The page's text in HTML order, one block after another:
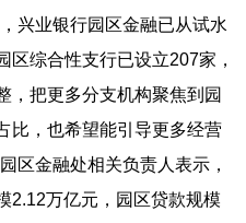
业银行园区金融已从试水
区综合性支行已设立207家，
，把更多分支机构聚焦到园
比，也希望能引导更多经营
区金融处相关负责人表示，
2.12万亿元，园区贷款规模